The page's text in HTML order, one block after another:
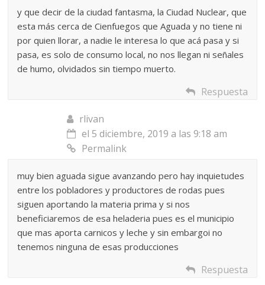
y que decir de la ciudad fantasma, la Ciudad Nuclear, que
esta más cerca de Cienfuegos que Aguada y no tiene ni
por quien llorar, a nadie le interesa lo que acá pasa y si
pasa, es solo de consumo local, no nos llegan ni señales
de humo, olvidados sin tiempo muerto.
Respuesta
rlivan
el 5 diciembre, 2019 a las 9:18 am
Permalink
muy bien aguada sigue avanzando pero hay inquietudes
entre los pobladores y productores de rodas pues
siguen aportando la materia prima y si nos
beneficiaremos de esa heladeria pues es el municipio
que mas aporta carnicos y leche y sin embargoi no
tenemos ninguna de esas producciones
Respuesta